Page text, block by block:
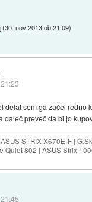
(30. nov 2013 ob 21:09)
delat sem ga začel
daleč preveč da bi jo
STRIX X670E-F |
Quiet 802 | ASUS Strix